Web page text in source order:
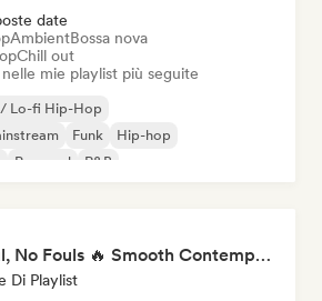
date
AmbientBossa nova
Chill out
mie playlist più seguite
Lo-fi Hip-Hop
Funk
Hip-hop
Pop soul R&B
All Soul, No Fouls 🔥 Smooth Contemporary R&B & Neo Soul
Di Playlist